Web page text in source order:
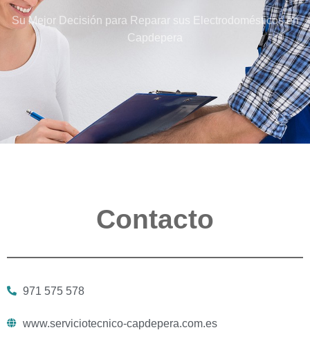
Su Mejor Decisión para Reparar sus Electrodomésticos en
Capdepera
Contacto
971 575 578
www.serviciotecnico-capdepera.com.es